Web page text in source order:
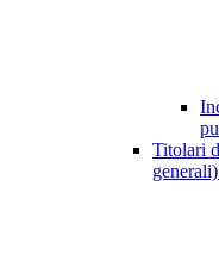
Titolari
generali)